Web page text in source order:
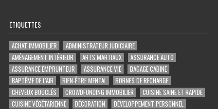
ÉTIQUETTES
ACHAT IMMOBILIER
ADMINISTRATEUR JUDICIAIRE
AMÉNAGEMENT INTÉRIEUR
ARTS MARTIAUX
ASSURANCE AUTO
ASSURANCE EMPRUNTEUR
ASSURANCE VIE
BAGAGE CABINE
BAPTÊME DE L'AIR
BIEN-ÊTRE MENTAL
BORNES DE RECHARGE
CHEVEUX BOUCLÉS
CROWDFUNDING IMMOBILIER
CUISINE SAINE ET RAPIDE
CUISINE VÉGÉTARIENNE
DÉCORATION
DÉVELOPPEMENT PERSONNEL